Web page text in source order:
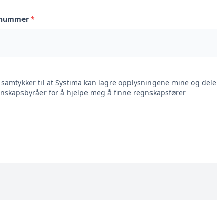
*
samtykker til at Systima kan lagre opplysningene mine og
for å hjelpe meg å finne regnskapsfører